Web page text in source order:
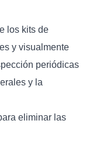
los kits de
y visualmente
periódicas
y la
eliminar las